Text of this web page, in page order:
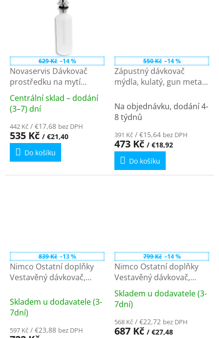
629 Kč –14 %
Novaservis Dávkovač
prostředku na mytí
nádobí, objem 500 ml
chrom 69037,0
Průměrné
hodnocení
produktu
je
4,3
z
Centrální sklad – dodání
(3–7) dní
442 Kč / €17,68 bez DPH
535 Kč / €21,40
Do košíku
550 Kč –14 %
Zápustný dávkovač
mýdla, kulatý, gun metal
Na objednávku, dodání 4-
8 týdnů
391 Kč / €15,64 bez DPH
473 Kč / €18,92
Do košíku
839 Kč –13 %
Nimco Ostatní doplňky
Vestavěný dávkovač,
UNM 4031VH-10
Skladem u dodavatele (3-
7dní)
597 Kč / €23,88 bez DPH
799 Kč –14 %
Nimco Ostatní doplňky
Vestavěný dávkovač,
pumpa 35 mm UNM
4031V-10
Průměrné
hodnocení
produktu
je
Skladem u dodavatele (3-
7dní)
568 Kč / €22,72 bez DPH
687 Kč / €27,48